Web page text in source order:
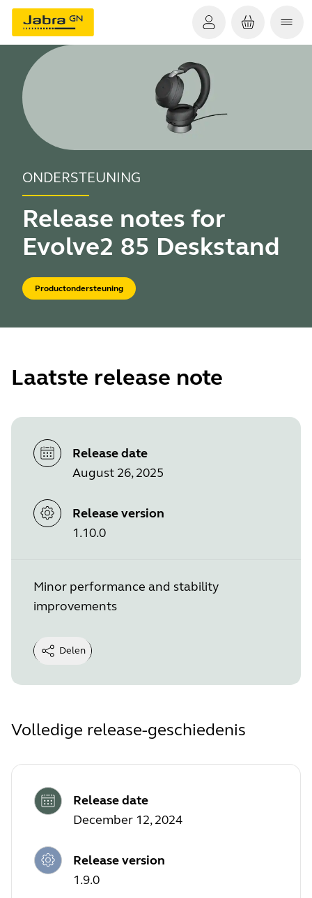
ONDERSTEUNING
Release notes for
Evolve2 85 Deskstand
Productondersteuning
Laatste release note
Release date
August 26, 2025
Release version
1.10.0
Minor performance and stability
improvements
Delen
Volledige release-geschiedenis
Release date
December 12, 2024
Release version
1.9.0